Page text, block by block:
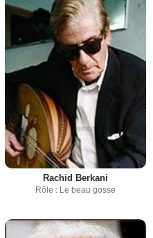
Rachid Berkani
Rôle : Le beau gosse